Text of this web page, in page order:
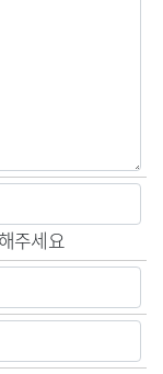
주세요